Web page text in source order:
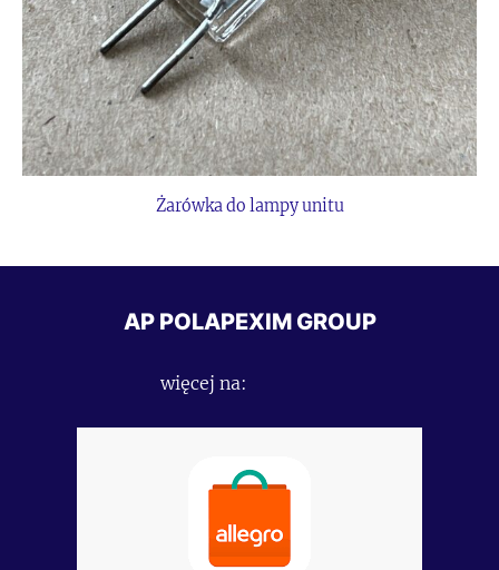
AP POLAPEXIM GROUP
więcej na:
Żarówka do lampy unitu